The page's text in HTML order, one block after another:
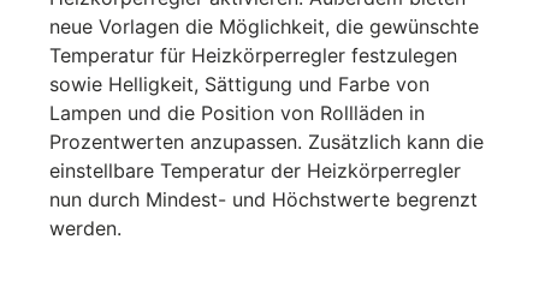
neue Vorlagen die Möglichkeit, die gewünschte
Temperatur für Heizkörperregler festzulegen
sowie Helligkeit, Sättigung und Farbe von
Lampen und die Position von Rollläden in
Prozentwerten anzupassen. Zusätzlich kann die
einstellbare Temperatur der Heizkörperregler
nun durch Mindest- und Höchstwerte begrenzt
werden.